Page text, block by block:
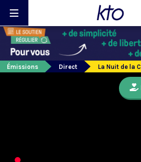
Émissions Direct La Nuit de la